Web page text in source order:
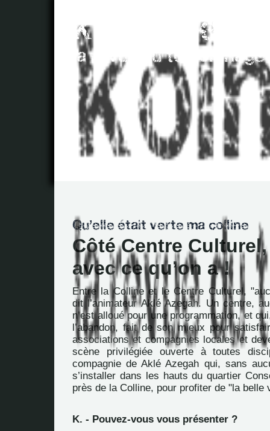
Côté Centre
avec ce qu’on a !
Entre la Colline et le Centre Culturel,
dit l’animateur Aklé Azegah. Un centre,
n’est alloué pour une programmation, et
l’abandon, fait de son mieux pour
associations et compagnies locales et
scène privilégiée ouverte à toutes
compagnie de Aklé Azegah qui, sans
s’installer dans les hauts du quartier
près de la Colline, pour profiter de "la belle
K. - Pouvez-vous vous présenter ?